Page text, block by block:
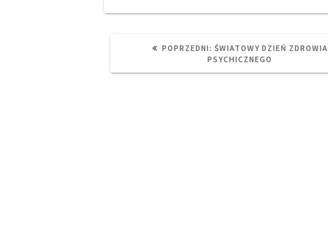
POPRZEDNI: PREVIOUS
POST:
ŚWIATOWY DZIEŃ ZDROWIA
PSYCHICZNEGO